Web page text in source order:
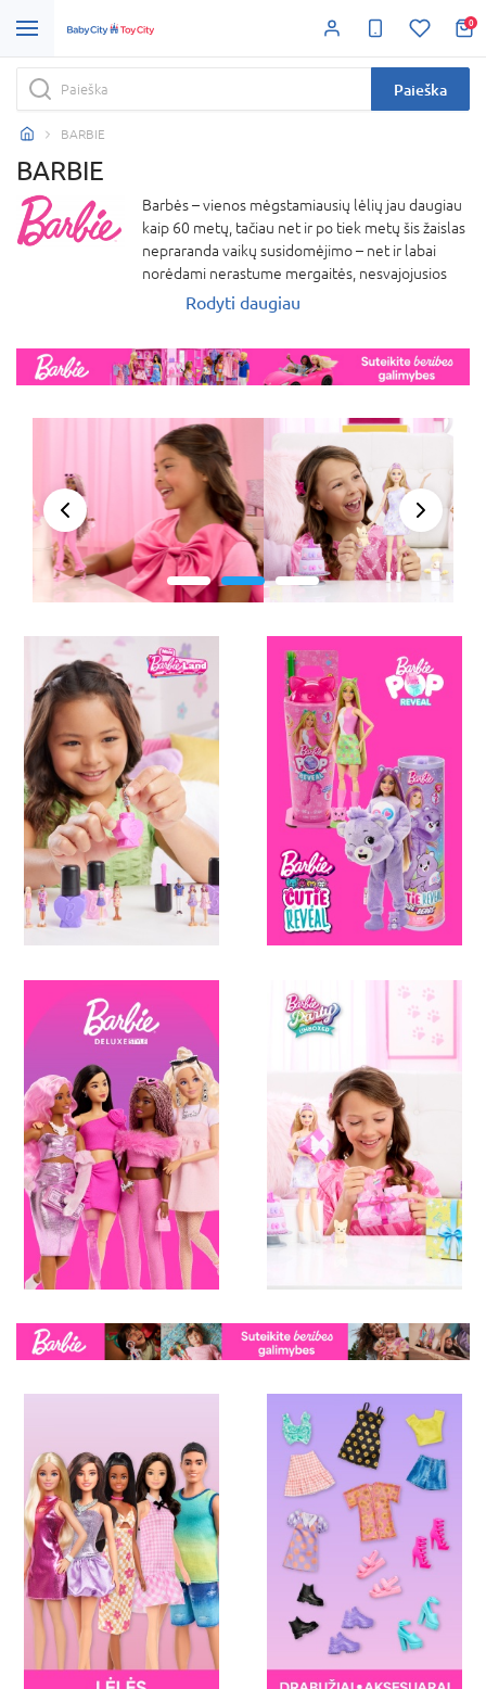
0
Paieška
BARBIE
BARBIE
Barbės – vienos mėgstamiausių lėlių jau daugiau
kaip 60 metų, tačiau net ir po tiek metų šis žaislas
nepraranda vaikų susidomėjimo – net ir labai
norėdami nerastume mergaitės, nesvajojusios
apie Barbę! Barbių lėlės gyvena tarsi atskirame
šeimos narių, tarp kurių visiems gerai žinomi:
Kenas, Skiperis, Steisė, Čelsė, Kelė, Teresė, Niki ir
fantastinių veikėjų, tokių kaip undinėlės, fėjos,
princesės ir kiti pasakų personažai. „Barbie“
prekės ženklo lėlės skatina mergaites svajoti,
įkvepia siekti tikslų, o šūkis „Tu gali tapti bet kuo“
kviečia jas nevaržyti vaizduotės ir išbandyti save
įvairiose gyvenimiškose situacijose. Negana to,
Barbių kolekcija labai šiuolaikiška – skatinanti
toleranciją ir pasaulietišką požiūrį – lėlės įvairių
Rodyti daugiau
Peržiūra Kitas